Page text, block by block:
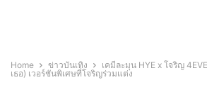
Home ข่าวบันเทิง
เคมีละมุน HYE x โจริญ
เธอ) เวอร์ชันพิเศษที่โจริญร่วมแต่ง